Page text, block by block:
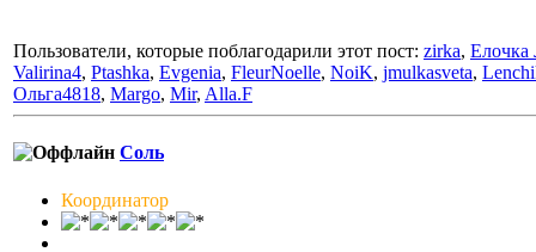
Пользователи, которые поблагодарили этот пост: zirka, Елочка
Valirina4, Ptashka, Evgenia, FleurNoelle, NoiK, jmulkasveta,
Ольга4818, Margo, Mir, Alla.F
Соль
Координатор